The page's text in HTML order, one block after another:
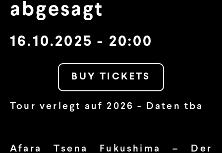
abgesagt
16.10.2025 - 20:00
BUY TICKETS
Tour verlegt auf 2026 - Daten tba
Afara Tsena Fukushima – Der